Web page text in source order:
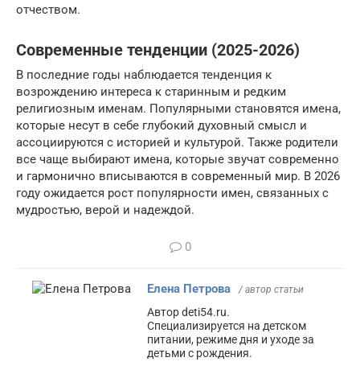
отчеством.
Современные тенденции (2025-2026)
В последние годы наблюдается тенденция к
возрождению интереса к старинным и редким
религиозным именам. Популярными становятся имена,
которые несут в себе глубокий духовный смысл и
ассоциируются с историей и культурой. Также родители
все чаще выбирают имена, которые звучат современно
и гармонично вписываются в современный мир. В 2026
году ожидается рост популярности имен, связанных с
мудростью, верой и надеждой.
0
Елена Петрова / автор статьи
Автор deti54.ru.
Специализируется на детском
питании, режиме дня и уходе за
детьми с рождения.